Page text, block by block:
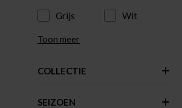
Grijs
Wit
Toon meer
COLLECTIE
SEIZOEN